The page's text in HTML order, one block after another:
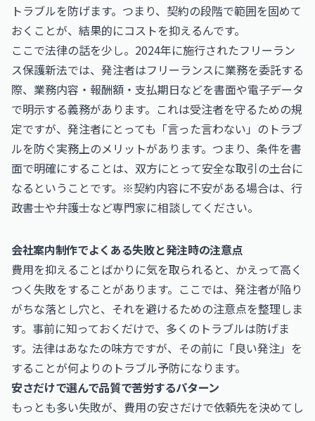
トラブルを防げます。つまり、契約の段階で範囲を固めて
おくことが、結果的にコストを抑えるんです。
ここで法律の話を少し。2024年に施行されたフリーラン
ス保護新法では、発注者はフリーランスに業務を委託する
際、業務内容・報酬額・支払期日などを書面や電子データ
で明示する義務があります。これは受注者を守るための規
定ですが、発注者にとっても「言った言わない」のトラブ
ルを防ぐ実務上のメリットがあります。つまり、条件を書
面で明確にすることは、双方にとって安全な取引の土台に
なるということです。※契約内容に不安がある場合は、行
政書士や弁護士など専門家に相談してください。
会社案内制作でよくある失敗と発注時の注意点
費用を抑えることばかりに気を取られると、かえって高く
つく失敗をすることがあります。ここでは、発注者が陥り
がちな落とし穴と、それを避けるための注意点を整理しま
す。事前に知っておくだけで、多くのトラブルは防げま
す。法律はあなたの味方ですが、その前に「良い発注」を
することが何よりのトラブル予防になります。
安さだけで選んで品質で苦労するパターン
もっとも多い失敗が、費用の安さだけで依頼先を決めてし